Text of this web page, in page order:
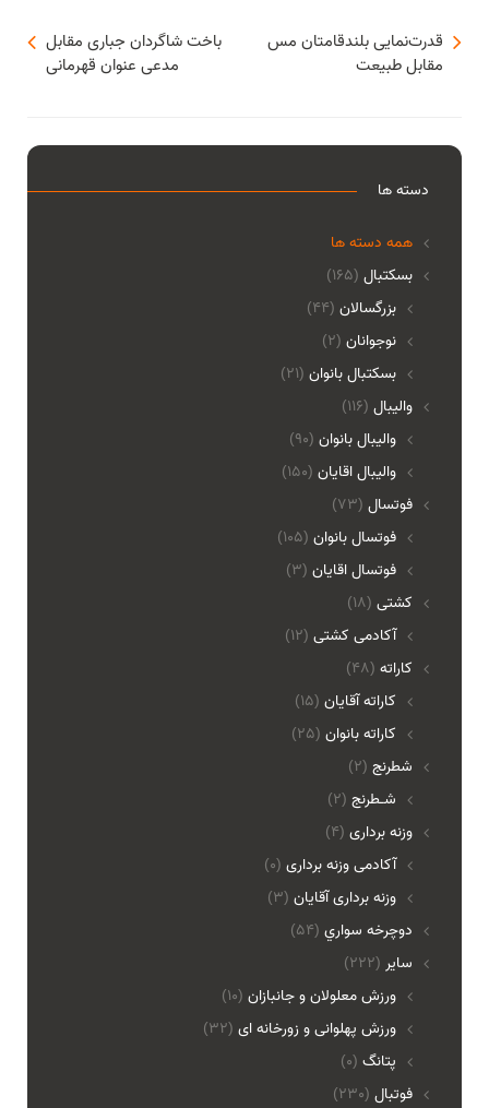
باخت شاگردان جباری مقابل
مدعی عنوان قهرمانی
قدرت‌نمایی بلندقامتان مس
مقابل طبیعت
دسته ها
همه دسته ها
(165) بسکتبال
بزرگسالان (44)
نوجوانان (2)
بسکتبال بانوان (21)
(116) والیبال
واليبال بانوان (90)
واليبال اقايان (150)
(73) فوتسال
فوتسال بانوان (105)
فوتسال اقايان (3)
(18) کشتی
آکادمی کشتی (12)
(48) کاراته
کاراته آقایان (15)
کاراته بانوان (25)
(2) شطرنج
شـطرنج (2)
(4) وزنه برداری
آکادمی وزنه برداری (0)
وزنه برداری آقایان (3)
(54) دوچرخه سواري
(222) ساير
ورزش معلولان و جانبازان (10)
ورزش پهلوانی و زورخانه ای (32)
پتانگ (0)
(230) فوتبال